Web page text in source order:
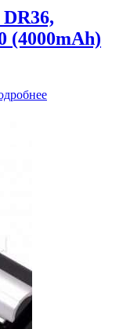
(4000mAh)